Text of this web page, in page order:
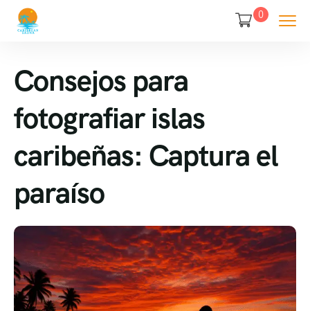
0
Consejos para
fotografiar islas
caribeñas: Captura el
paraíso